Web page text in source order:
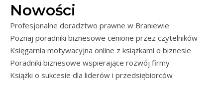
Nowości
Profesjonalne doradztwo prawne w Braniewie
Poznaj poradniki biznesowe cenione przez czytelników
Księgarnia motywacyjna online z książkami o biznesie
Poradniki biznesowe wspierające rozwój firmy
Książki o sukcesie dla liderów i przedsiębiorców